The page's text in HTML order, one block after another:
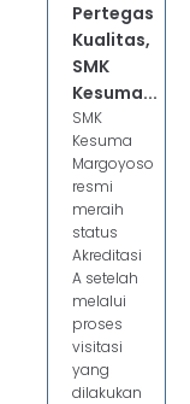
Pertegas
Kualitas,
SMK
Kesuma...
SMK
Kesuma
Margoyoso
resmi
meraih
status
Akreditasi
A setelah
melalui
proses
visitasi
yang
dilakukan